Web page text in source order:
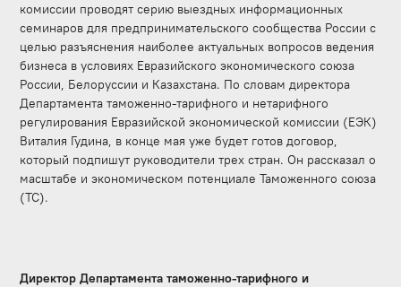
комиссии проводят серию выездных информационных
семинаров для предпринимательского сообщества России с
целью разъяснения наиболее актуальных вопросов ведения
бизнеса в условиях Евразийского экономического союза
России, Белоруссии и Казахстана. По словам директора
Департамента таможенно-тарифного и нетарифного
регулирования Евразийской экономической комиссии (ЕЭК)
Виталия Гудина, в конце мая уже будет готов договор,
который подпишут руководители трех стран. Он рассказал о
масштабе и экономическом потенциале Таможенного союза
(ТС).
Директор Департамента таможенно-тарифного и